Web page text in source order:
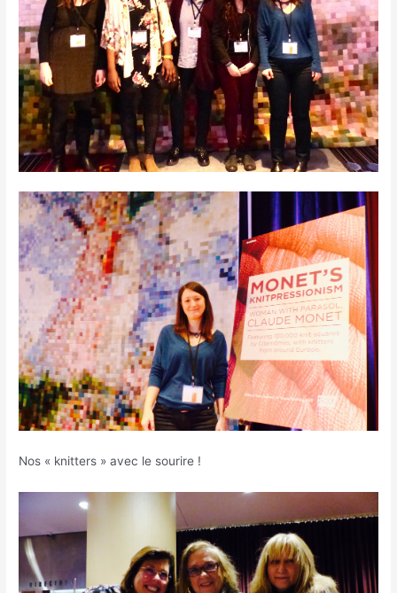
Nos « knitters » avec le sourire !